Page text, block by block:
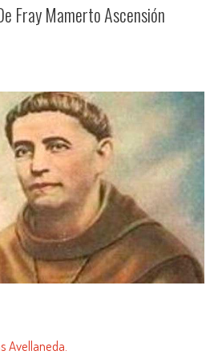
Fray Mamerto Ascensión
Avellaneda.